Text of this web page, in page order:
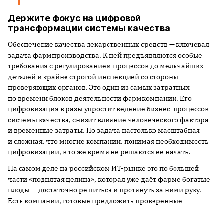
Держите фокус на цифровой
трансформации системы качества
Обеспечение качества лекарственных средств — ключевая
задача фармпроизводства. К ней предъявляются особые
требования с регулированием процессов до мельчайших
деталей и крайне строгой инспекцией со стороны
проверяющих органов. Это один из самых затратных
по времени блоков деятельности фармкомпании. Его
цифровизация в разы упростит ведение бизнес-процессов
системы качества, снизит влияние человеческого фактора
и временные затраты. Но задача настолько масштабная
и сложная, что многие компании, понимая необходимость
цифровизации, в то же время не решаются её начать.
На самом деле на российском ИТ-рынке это по большей
части «поднятая целина», которая уже даёт фарме богатые
плоды — достаточно решиться и протянуть за ними руку.
Есть компании, готовые предложить проверенные